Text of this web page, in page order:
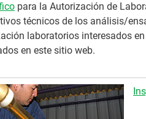
para la Autorización de
técnicos de los análisis/
laboratorios interesados
en este sitio web.